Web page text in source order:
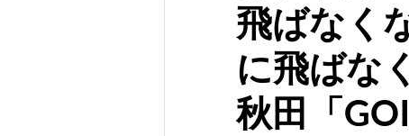
飛ばなく
に飛ばな
秋田「